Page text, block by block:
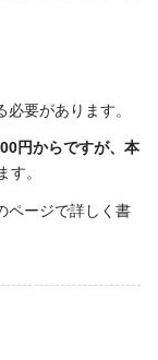
要があります。
円からですが、本
す。
ページで詳しく書